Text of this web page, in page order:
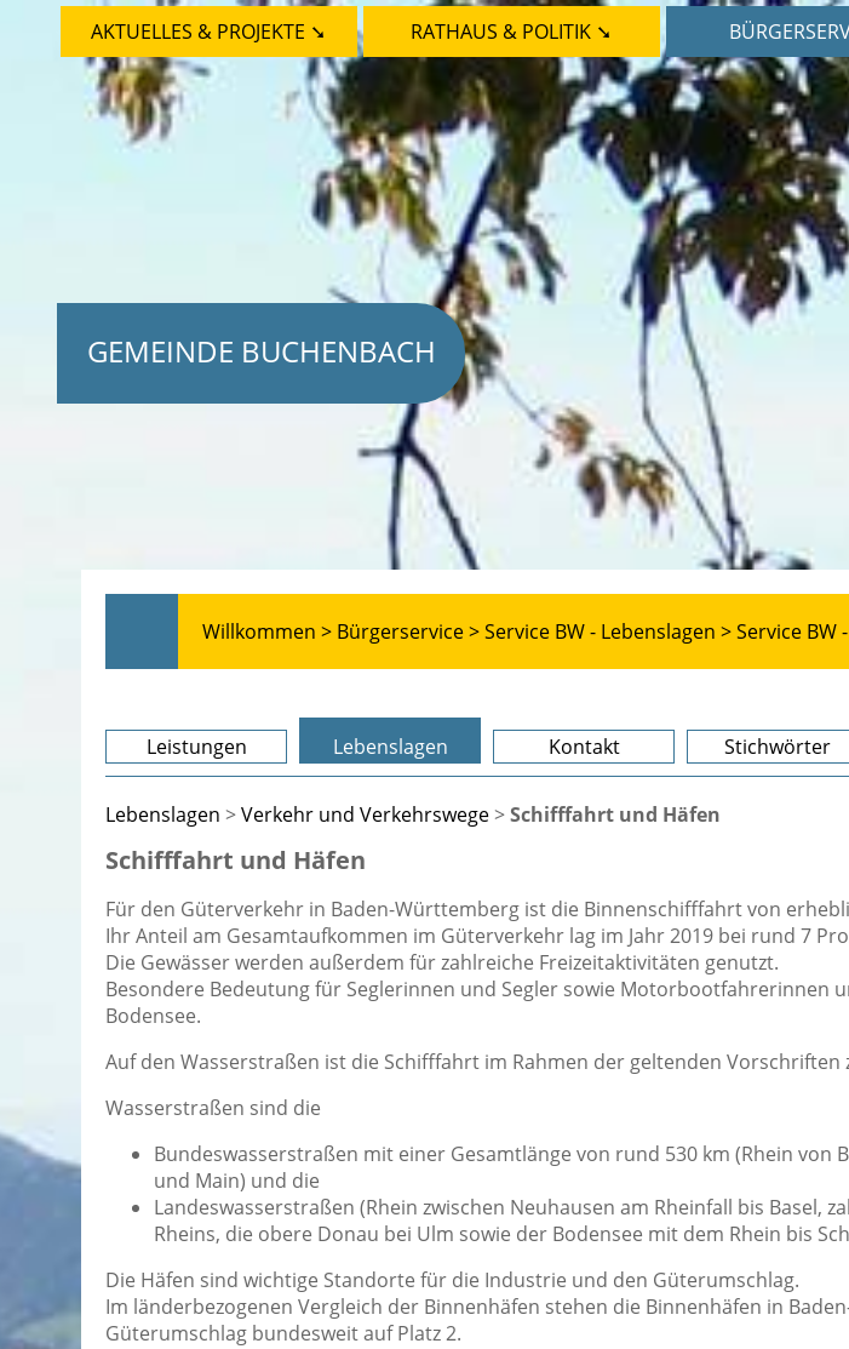
GEMEINDE BUCHENBACH
AKTUELLES & PROJEKTE ➘ RATHAUS & POLITIK ➘
Willkommen > Bürgerservice >Service BW - Lebenslagen >Service BW
Leistungen Lebenslagen Kontakt Stichwörter
Lebenslagen >Verkehr und Verkehrswege>Schifffahrt und Häfen
Schifffahrt und Häfen
Für den Güterverkehr in Baden-Württemberg ist die Binnenschifffahrt von
Ihr Anteil am Gesamtaufkommen im Güterverkehr lag im Jahr 2019 bei rund 7
Die Gewässer werden außerdem für zahlreiche Freizeitaktivitäten genutzt.
Besondere Bedeutung für Seglerinnen und Segler sowie Motorbootfahrerinnen
Bodensee.
Auf den Wasserstraßen ist die Schifffahrt im Rahmen der geltenden Vorschriften
Wasserstraßen sind die
Bundeswasserstraßen mit einer Gesamtlänge von rund 530 km (Rhein von
und Main) und die
Landeswasserstraßen (Rhein zwischen Neuhausen am Rheinfall bis Basel,
Rheins, die obere Donau bei Ulm sowie der Bodensee mit dem Rhein bis
Die Häfen sind wichtige Standorte für die Industrie und den Güterumschlag.
Im länderbezogenen Vergleich der Binnenhäfen stehen die Binnenhäfen in
Güterumschlag bundesweit auf Platz 2.